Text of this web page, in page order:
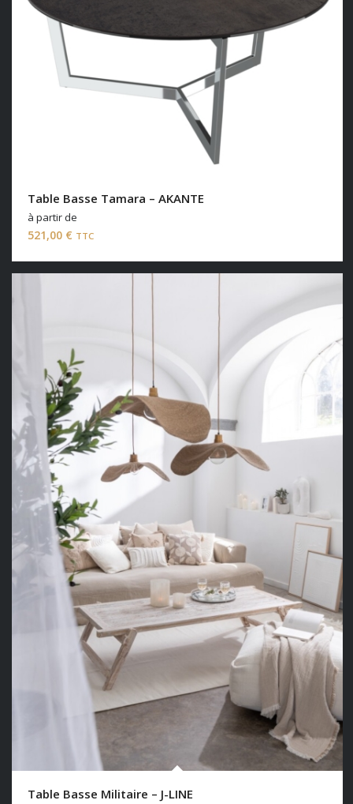
Table Basse Tamara – AKANTE
à partir de
521,00 € TTC
Table Basse Militaire – J-LINE